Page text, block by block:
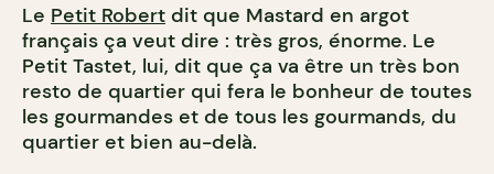
Le Petit Robert dit que Mastard en argot
français ça veut dire : très gros, énorme. Le
Petit Tastet, lui, dit que ça va être un très bon
resto de quartier qui fera le bonheur de toutes
les gourmandes et de tous les gourmands, du
quartier et bien au-delà.